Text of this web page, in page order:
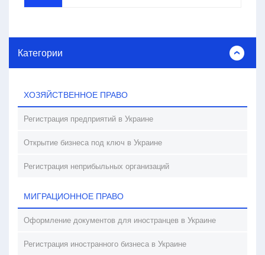
Категории
ХОЗЯЙСТВЕННОЕ ПРАВО
Регистрация предприятий в Украине
Открытие бизнеса под ключ в Украине
Регистрация неприбыльных организаций
МИГРАЦИОННОЕ ПРАВО
Оформление документов для иностранцев в Украине
Регистрация иностранного бизнеса в Украине